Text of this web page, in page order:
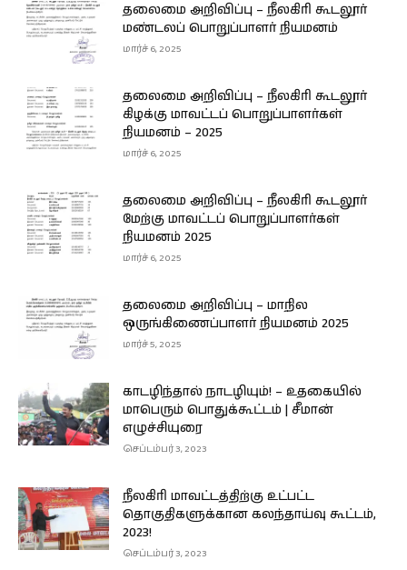
தலைமை அறிவிப்பு – நீலகிரி கூடலூர்
மண்டலப் பொறுப்பாளர் நியமனம்
மார்ச் 6, 2025
தலைமை அறிவிப்பு – நீலகிரி கூடலூர்
கிழக்கு மாவட்டப் பொறுப்பாளர்கள்
நியமனம் – 2025
மார்ச் 6, 2025
தலைமை அறிவிப்பு – நீலகிரி கூடலூர்
மேற்கு மாவட்டப் பொறுப்பாளர்கள்
நியமனம் 2025
மார்ச் 6, 2025
தலைமை அறிவிப்பு – மாநில
ஒருங்கிணைப்பாளர் நியமனம் 2025
மார்ச் 5, 2025
காடழிந்தால் நாடழியும்! – உதகையில்
மாபெரும் பொதுக்கூட்டம் | சீமான்
எழுச்சியுரை
செப்டம்பர் 3, 2023
நீலகிரி மாவட்டத்திற்கு உட்பட்ட
தொகுதிகளுக்கான கலந்தாய்வு கூட்டம்,
2023!
செப்டம்பர் 3, 2023